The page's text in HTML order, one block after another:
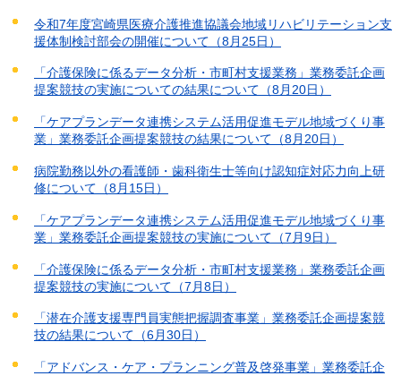
令和7年度宮崎県医療介護推進協議会地域リハビリテーション支
援体制検討部会の開催について（8月25日）
「介護保険に係るデータ分析・市町村支援業務」業務委託企画
提案競技の実施についての結果について（8月20日）
「ケアプランデータ連携システム活用促進モデル地域づくり事
業」業務委託企画提案競技の結果について（8月20日）
病院勤務以外の看護師・歯科衛生士等向け認知症対応力向上研
修について（8月15日）
「ケアプランデータ連携システム活用促進モデル地域づくり事
業」業務委託企画提案競技の実施について（7月9日）
「介護保険に係るデータ分析・市町村支援業務」業務委託企画
提案競技の実施について（7月8日）
「潜在介護支援専門員実態把握調査事業」業務委託企画提案競
技の結果について（6月30日）
「アドバンス・ケア・プランニング普及啓発事業」業務委託企